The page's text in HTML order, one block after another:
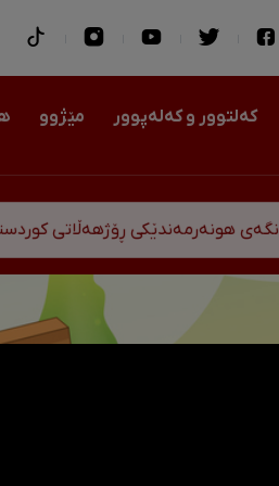
کەلتوور و کەلەپوور مێژوو
ڕۆژهەڵاتی کوردستان لە